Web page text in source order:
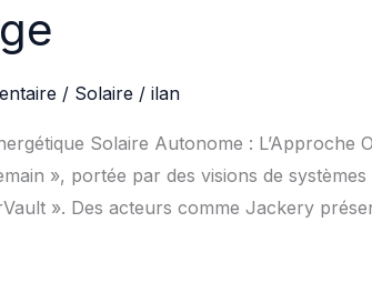
/ Solaire / ilan
Solaire Autonome : L’Approche
», portée par des visions de
». Des acteurs comme Jackery